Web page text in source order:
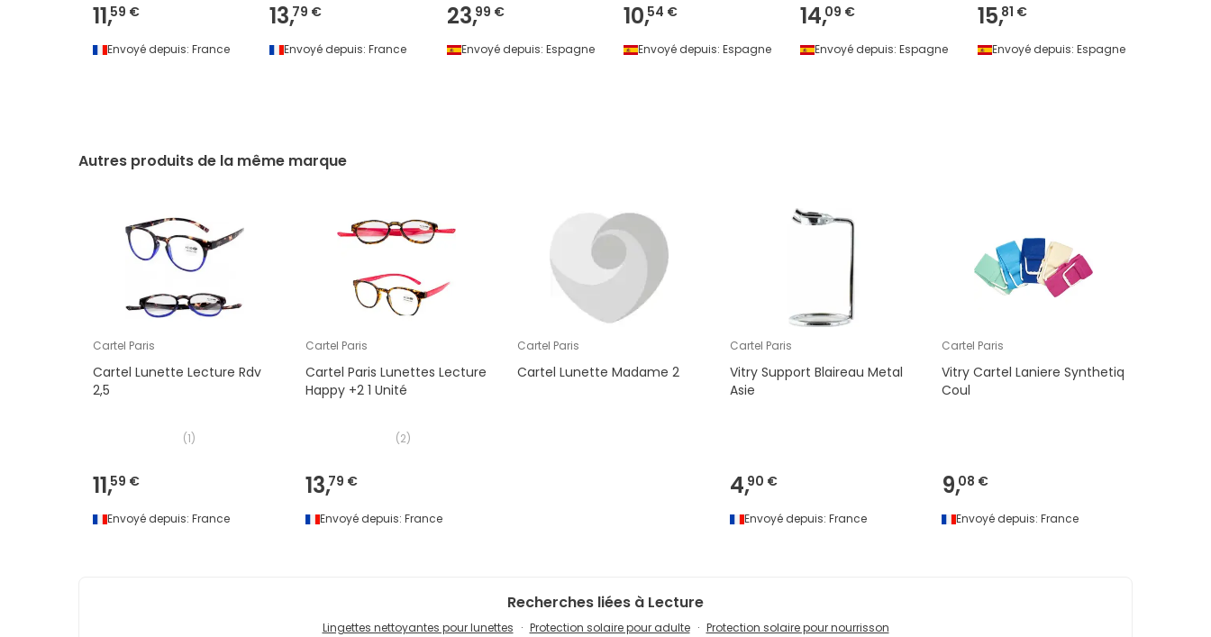
11,59 €
Envoyé depuis: France
13,79 €
Envoyé depuis: France
23,99 €
Envoyé depuis: Espagne
10,54 €
Envoyé depuis: Espagne
14,09 €
Envoyé depuis: Espagne
15,81 €
Envoyé depuis: Espagne
Autres produits de la même marque
Cartel Paris
Cartel Lunette Lecture Rdv
2,5
(1)
11,59 €
Envoyé depuis: France
Cartel Paris
Cartel Paris Lunettes Lecture
Happy +2 1 Unité
(2)
13,79 €
Envoyé depuis: France
Cartel Paris
Cartel Lunette Madame 2
Cartel Paris
Vitry Support Blaireau Metal
Asie
4,90 €
Envoyé depuis: France
Cartel Paris
Vitry Cartel Laniere Synthetiq
Coul
9,08 €
Envoyé depuis: France
Recherches liées à Lecture
Lingettes nettoyantes pour lunettes Protection solaire pour adulte Protection solaire pour nourrisson